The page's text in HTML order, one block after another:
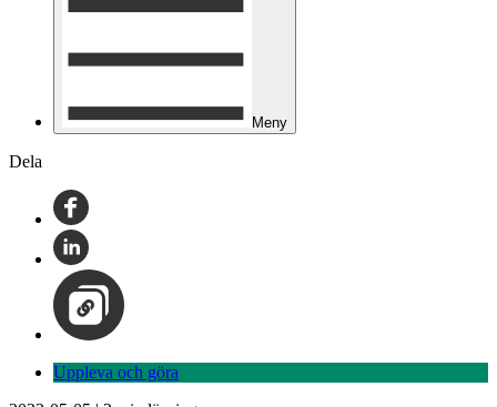
Meny
Dela
Uppleva och göra